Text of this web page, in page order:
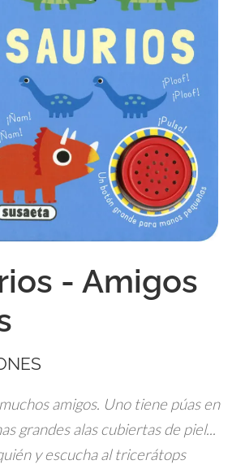
- Amigos
amigos. Uno tiene púas en
grandes alas cubiertas de piel...
y escucha al tricerátops